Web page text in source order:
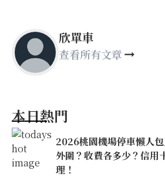
欣單車
查看所有文章
本日熱門
2026桃園機場停車懶人
外圍？收費各多少？信用
理！